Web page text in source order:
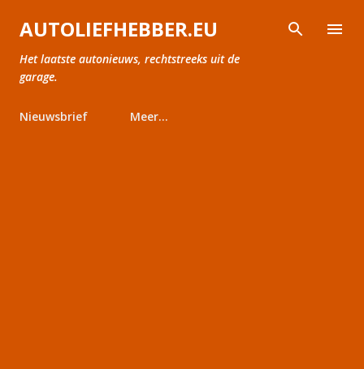
Doorgaan naar hoofdcontent
AUTOLIEFHEBBER.EU
Het laatste autonieuws, rechtstreeks uit de
garage.
Nieuwsbrief Meer…